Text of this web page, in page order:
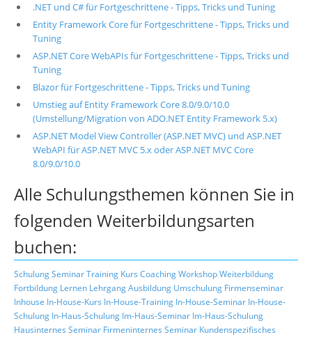
.NET und C# für Fortgeschrittene - Tipps, Tricks und Tuning
Entity Framework Core für Fortgeschrittene - Tipps, Tricks und
Tuning
ASP.NET Core WebAPIs für Fortgeschrittene - Tipps, Tricks und
Tuning
Blazor für Fortgeschrittene - Tipps, Tricks und Tuning
Umstieg auf Entity Framework Core 8.0/9.0/10.0
(Umstellung/Migration von ADO.NET Entity Framework 5.x)
ASP.NET Model View Controller (ASP.NET MVC) und ASP.NET
WebAPI für ASP.NET MVC 5.x oder ASP.NET MVC Core
8.0/9.0/10.0
Alle Schulungsthemen können Sie in
folgenden Weiterbildungsarten
buchen:
SchulungSeminarTraining Kurs CoachingWorkshopWeiterbildung
Fortbildung Lernen LehrgangAusbildung Umschulung Firmenseminar
Inhouse In-House-Kurs In-House-Training In-House-Seminar In-House-
Schulung In-Haus-Schulung Im-Haus-Seminar Im-Haus-Schulung
Hausinternes Seminar Firmeninternes Seminar Kundenspezifisches